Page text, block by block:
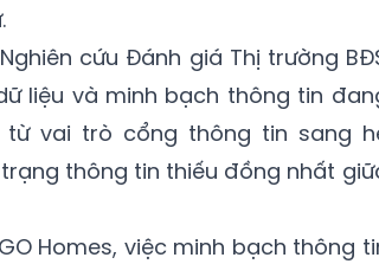
cứu Đánh giá Thị trường
liệu và minh bạch thông tin
vai trò cổng thông tin sang
thông tin thiếu đồng nhất
Homes, việc minh bạch thông